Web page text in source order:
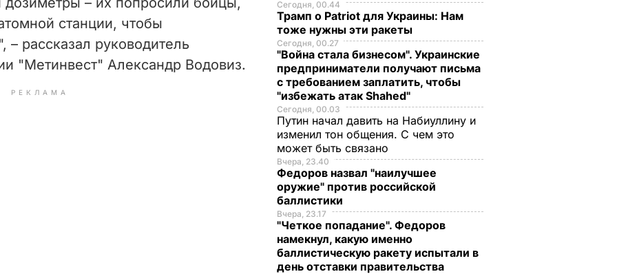
станции, чтобы
– рассказал руководитель
"Метинвест" Александр Водовиз.
РЕКЛАМА
Сегодня, 00.44
Трамп о Patriot для Украины: Нам
тоже нужны эти ракеты
Сегодня, 00.27
"Война стала бизнесом". Украинские
предприниматели получают письма
с требованием заплатить, чтобы
"избежать атак Shahed"
Сегодня, 00.03
Путин начал давить на Набиуллину и
изменил тон общения. С чем это
может быть связано
Вчера, 23.40
Федоров назвал "наилучшее
оружие" против российской
баллистики
Вчера, 23.17
"Четкое попадание". Федоров
намекнул, какую именно
баллистическую ракету испытали в
день отставки правительства